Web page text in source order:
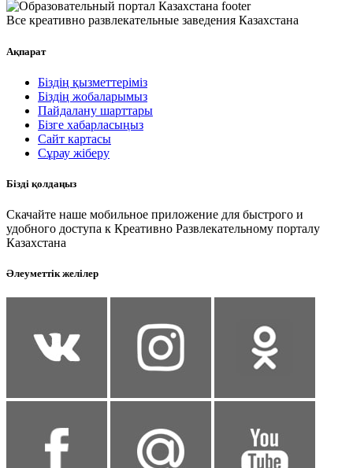
Все креативно развлекательные заведения Казахстана
Ақпарат
Біздің қызметтеріміз
Біздің жобаларымыз
Пайдалану шарттары
Бізге хабарласыңыз
Сайт картасы
Сұрау жіберу
Бізді қолдаңыз
Скачайте наше мобильное приложение для быстрого и
удобного доступа к Креативно Развлекательному порталу
Казахстана
Әлеуметтік желілер